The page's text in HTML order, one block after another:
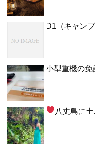
D1（キャン
小型重機の免
八丈島に